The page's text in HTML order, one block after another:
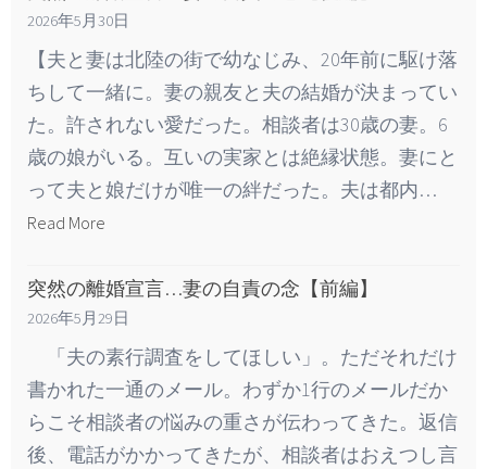
2026年5月30日
【夫と妻は北陸の街で幼なじみ、20年前に駆け落
ちして一緒に。妻の親友と夫の結婚が決まってい
た。許されない愛だった。相談者は30歳の妻。6
歳の娘がいる。互いの実家とは絶縁状態。妻にと
って夫と娘だけが唯一の絆だった。夫は都内…
Read More
突然の離婚宣言…妻の自責の念【前編】
2026年5月29日
「夫の素行調査をしてほしい」。ただそれだけ
書かれた一通のメール。わずか1行のメールだか
らこそ相談者の悩みの重さが伝わってきた。返信
後、電話がかかってきたが、相談者はおえつし言